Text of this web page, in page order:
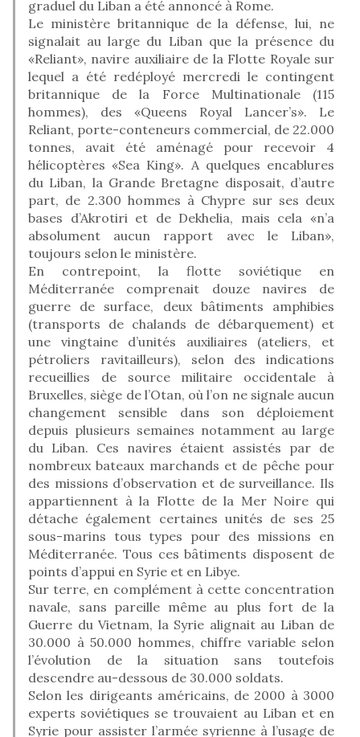
graduel du Liban a été annoncé à Rome.
Le ministère britannique de la défense, lui, ne
signalait au large du Liban que la présence du
«Reliant», navire auxiliaire de la Flotte Royale sur
lequel a été redéployé mercredi le contingent
britannique de la Force Multinationale (115
hommes), des «Queens Royal Lancer’s». Le
Reliant, porte-conteneurs commercial, de 22.000
tonnes, avait été aménagé pour recevoir 4
hélicoptères «Sea King». A quelques encablures
du Liban, la Grande Bretagne disposait, d’autre
part, de 2.300 hommes à Chypre sur ses deux
bases d’Akrotiri et de Dekhelia, mais cela «n’a
absolument aucun rapport avec le Liban»,
toujours selon le ministère.
En contrepoint, la flotte soviétique en
Méditerranée comprenait douze navires de
guerre de surface, deux bâtiments amphibies
(transports de chalands de débarquement) et
une vingtaine d’unités auxiliaires (ateliers, et
pétroliers ravitailleurs), selon des indications
recueillies de source militaire occidentale à
Bruxelles, siège de l’Otan, où l’on ne signale aucun
changement sensible dans son déploiement
depuis plusieurs semaines notamment au large
du Liban. Ces navires étaient assistés par de
nombreux bateaux marchands et de pêche pour
des missions d’observation et de surveillance. Ils
appartiennent à la Flotte de la Mer Noire qui
détache également certaines unités de ses 25
sous-marins tous types pour des missions en
Méditerranée. Tous ces bâtiments disposent de
points d’appui en Syrie et en Libye.
Sur terre, en complément à cette concentration
navale, sans pareille même au plus fort de la
Guerre du Vietnam, la Syrie alignait au Liban de
30.000 à 50.000 hommes, chiffre variable selon
l’évolution de la situation sans toutefois
descendre au-dessous de 30.000 soldats.
Selon les dirigeants américains, de 2000 à 3000
experts soviétiques se trouvaient au Liban et en
Syrie pour assister l’armée syrienne à l’usage de